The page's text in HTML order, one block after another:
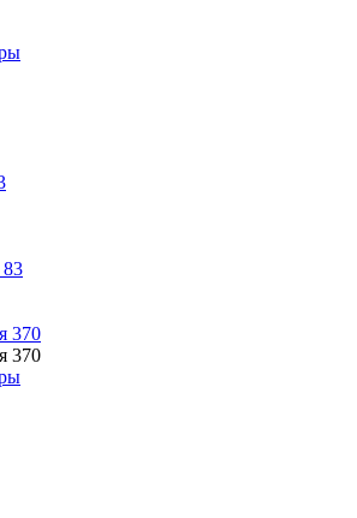
83
370
370